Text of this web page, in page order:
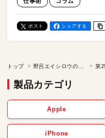
ポスト シェアする
トップ
製品カテゴリ
Apple
iPhone